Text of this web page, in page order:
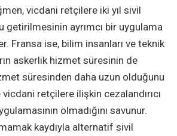
vicdani retçilere iki yıl sivil
getirilmesinin ayrımcı bir uygulama
Fransa ise, bilim insanları ve teknik
askerlik hizmet süresinin de
süresinden daha uzun olduğunu
retçilere ilişkin cezalandırıcı
olmadığını savunur.
kaydıyla alternatif sivil